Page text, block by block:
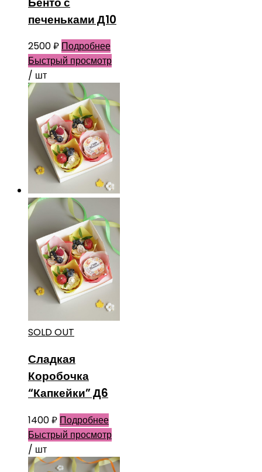
печеньками Д10
2500₽ Подробнее
Быстрый просмотр
/ шт
SOLD OUT
Сладкая
Коробочка
“Капкейки” Д6
1400₽ Подробнее
Быстрый просмотр
/ шт